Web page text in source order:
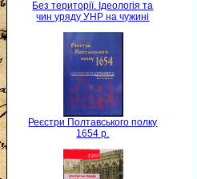
Без території. Ідеологія та
чин уряду УНР на чужині
Реєстри Полтавського полку
1654 р.